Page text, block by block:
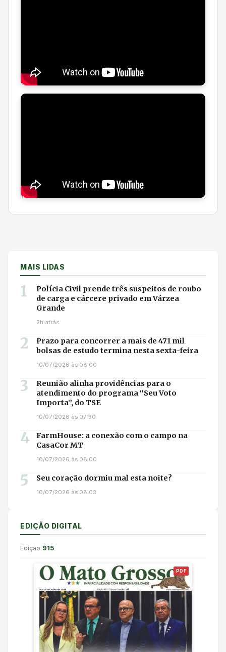
MAIS LIDAS
1
Polícia Civil prende três suspeitos de roubo
de carga e cárcere privado em Várzea
Grande
2h atrás
2
Prazo para concorrer a mais de 471 mil
bolsas de estudo termina nesta sexta-feira
10/07/2026 às 08:00
3
Reunião alinha providências para o
atendimento do programa “Seu Voto
Importa”, do TSE
10/07/2026 às 07:30
4
FarmHouse: a conexão com o campo na
CasaCor MT
10/07/2026 às 08:00
5 Seu coração dormiu mal esta noite?
10/07/2026 às 08:03
EDIÇÃO DIGITAL
Edição 915
PDF